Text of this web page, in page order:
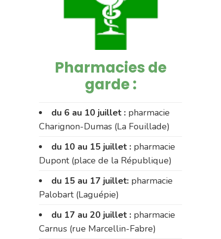
Pharmacies de
garde :
du 6 au 10 juillet : pharmacie
Charignon-Dumas (La Fouillade)
du 10 au 15 juillet : pharmacie
Dupont (place de la République)
du 15 au 17 juillet: pharmacie
Palobart (Laguépie)
du 17 au 20 juillet : pharmacie
Carnus (rue Marcellin-Fabre)